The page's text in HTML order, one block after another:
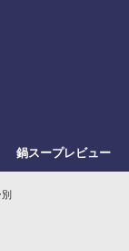
鍋スープレビュー
別